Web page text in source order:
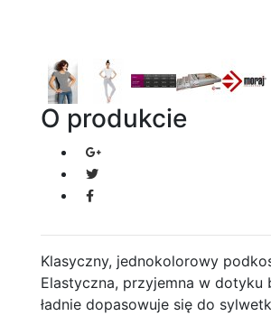
O produkcie
Klasyczny, jednokolorowy
Elastyczna, przyjemna w dotyku
ładnie dopasowuje się do